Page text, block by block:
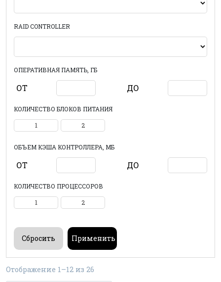
RAID CONTROLLER
ОПЕРАТИВНАЯ ПАМЯТЬ, ГБ
ОТ ДО
КОЛИЧЕСТВО БЛОКОВ ПИТАНИЯ
1 2
ОБЪЕМ КЭША КОНТРОЛЛЕРА, МБ
ОТ ДО
КОЛИЧЕСТВО ПРОЦЕССОРОВ
1 2
Отображение 1–12 из 26